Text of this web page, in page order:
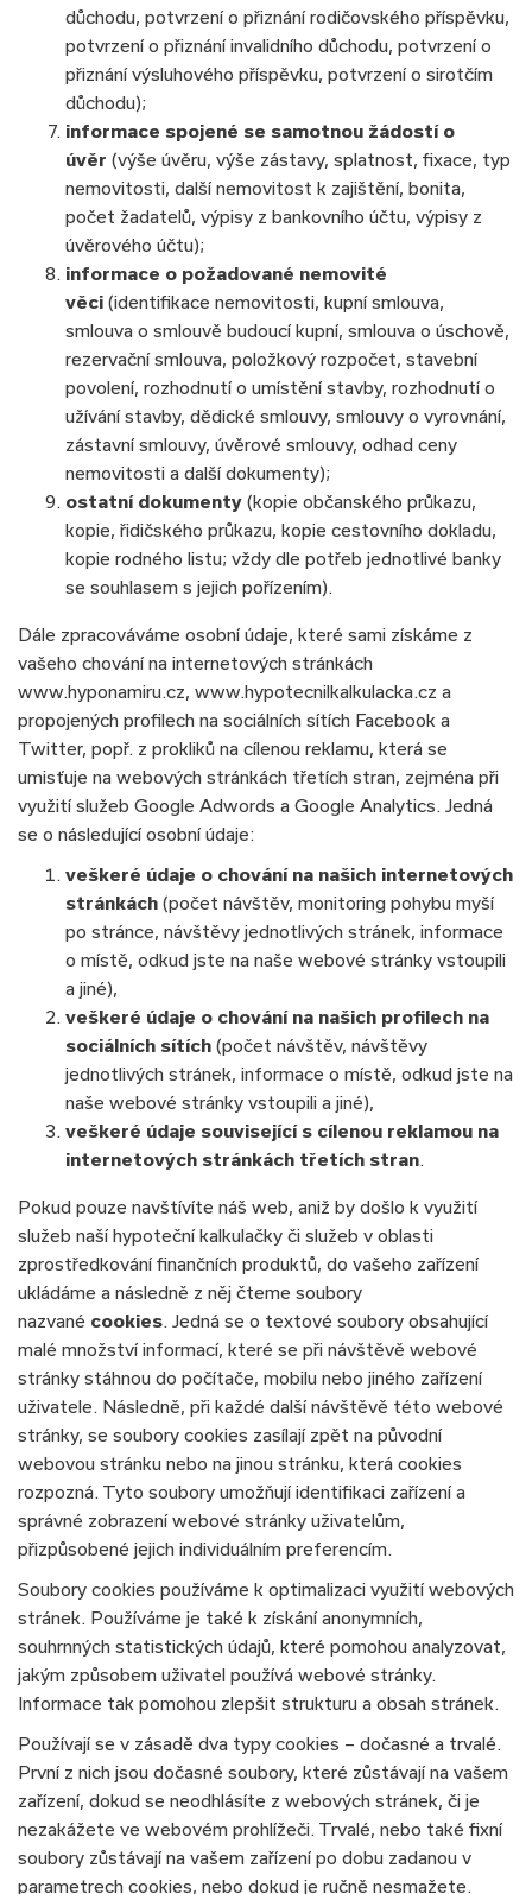
důchodu, potvrzení o přiznání rodičovského příspěvku,
potvrzení o přiznání invalidního důchodu, potvrzení o
přiznání výsluhového příspěvku, potvrzení o sirotčím
důchodu);
informace spojené se samotnou žádostí o
úvěr (výše úvěru, výše zástavy, splatnost, fixace, typ
nemovitosti, další nemovitost k zajištění, bonita,
počet žadatelů, výpisy z bankovního účtu, výpisy z
úvěrového účtu);
informace o požadované nemovité
věci (identifikace nemovitosti, kupní smlouva,
smlouva o smlouvě budoucí kupní, smlouva o úschově,
rezervační smlouva, položkový rozpočet, stavební
povolení, rozhodnutí o umístění stavby, rozhodnutí o
užívání stavby, dědické smlouvy, smlouvy o vyrovnání,
zástavní smlouvy, úvěrové smlouvy, odhad ceny
nemovitosti a další dokumenty);
ostatní dokumenty (kopie občanského průkazu,
kopie, řidičského průkazu, kopie cestovního dokladu,
kopie rodného listu; vždy dle potřeb jednotlivé banky
se souhlasem s jejich pořízením).
Dále zpracováváme osobní údaje, které sami získáme z
vašeho chování na internetových stránkách
www.hyponamiru.cz, www.hypotecnilkalkulacka.cz a
propojených profilech na sociálních sítích Facebook a
Twitter, popř. z prokliků na cílenou reklamu, která se
umisťuje na webových stránkách třetích stran, zejména při
využití služeb Google Adwords a Google Analytics. Jedná
se o následující osobní údaje:
veškeré údaje o chování na našich internetových
stránkách (počet návštěv, monitoring pohybu myší
po stránce, návštěvy jednotlivých stránek, informace
o místě, odkud jste na naše webové stránky vstoupili
a jiné),
veškeré údaje o chování na našich profilech na
sociálních sítích (počet návštěv, návštěvy
jednotlivých stránek, informace o místě, odkud jste na
naše webové stránky vstoupili a jiné),
veškeré údaje související s cílenou reklamou na
internetových stránkách třetích stran.
Pokud pouze navštívíte náš web, aniž by došlo k využití
služeb naší hypoteční kalkulačky či služeb v oblasti
zprostředkování finančních produktů, do vašeho zařízení
ukládáme a následně z něj čteme soubory
nazvané cookies. Jedná se o textové soubory obsahující
malé množství informací, které se při návštěvě webové
stránky stáhnou do počítače, mobilu nebo jiného zařízení
uživatele. Následně, při každé další návštěvě této webové
stránky, se soubory cookies zasílají zpět na původní
webovou stránku nebo na jinou stránku, která cookies
rozpozná. Tyto soubory umožňují identifikaci zařízení a
správné zobrazení webové stránky uživatelům,
přizpůsobené jejich individuálním preferencím.
Soubory cookies používáme k optimalizaci využití webových
stránek. Používáme je také k získání anonymních,
souhrnných statistických údajů, které pomohou analyzovat,
jakým způsobem uživatel používá webové stránky.
Informace tak pomohou zlepšit strukturu a obsah stránek.
Používají se v zásadě dva typy cookies – dočasné a trvalé.
První z nich jsou dočasné soubory, které zůstávají na vašem
zařízení, dokud se neodhlásíte z webových stránek, či je
nezakážete ve webovém prohlížeči. Trvalé, nebo také fixní
soubory zůstávají na vašem zařízení po dobu zadanou v
parametrech cookies, nebo dokud je ručně nesmažete.